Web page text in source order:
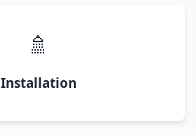
🚿
Installation